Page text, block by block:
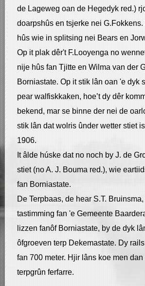
de Lageweg oan de Hegedyk red.)
doarpshûs en tsjerke nei G.Fokkens.
hûs wie in splitsing nei Bears en
Op it plak dêr't F.Looyenga no
nije hûs fan Tjitte en Wilma van der
Borniastate. Op it stik lân oan 'e dyk
pear walfiskkaken, hoe’t dy dêr
bekend, mar se binne der nei de
stik lân dat wolris ûnder wetter stiet
1906.
It âlde húske dat no noch by J. de
stiet (no A. J. Bouma red.), wie
fan Borniastate.
​De Terpbaas, de hear S.T.
tastimming fan 'e Gemeente
lizzen fanôf Borniastate, by de dyk
ôfgroeven terp Dekemastate. Dy
fan 700 meter. Hjir lâns koe men
terpgrûn ferfarre.